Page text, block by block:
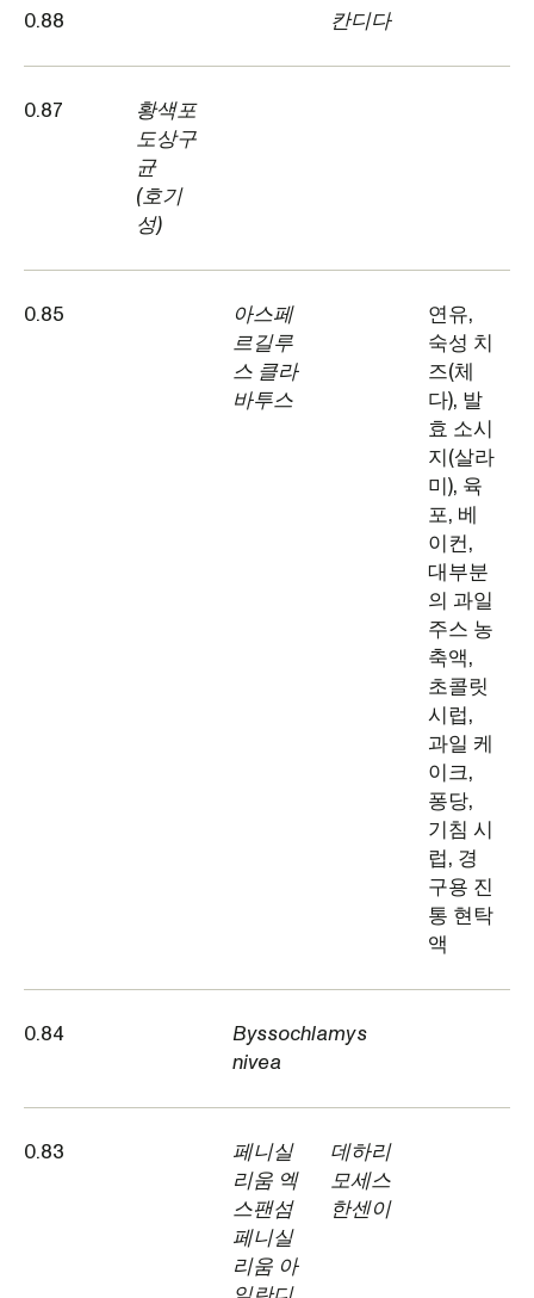
0.88 칸디다
0.87
황색포
도상구
균
(호기
성)
0.85
아스페
르길루
스 클라
바투스
연유,
숙성 치
즈(체
다), 발
효 소시
지(살라
미), 육
포, 베
이컨,
대부분
의 과일
주스 농
축액,
초콜릿
시럽,
과일 케
이크,
퐁당,
기침 시
럽, 경
구용 진
통 현탁
액
0.84
Byssochlamys
nivea
0.83
페니실
리움 엑
스팬섬
페니실
리움 아
데하리
모세스
한센이